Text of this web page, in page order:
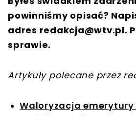
powinniśmy opisać?
adres redakcja@wtv.pl.
sprawie.
Artykuły polecane przez
Waloryzacja emerytury